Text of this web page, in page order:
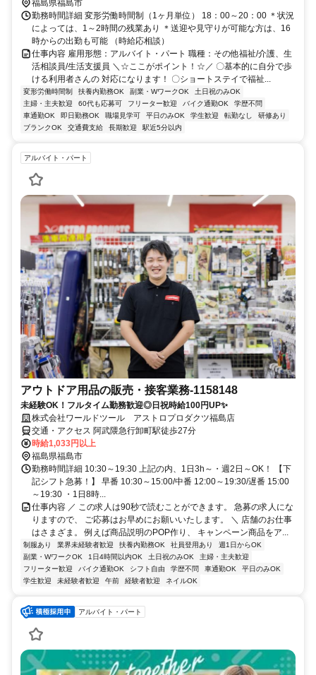
福島県福島市
勤務時間詳細 変形労働時間制（1ヶ月単位） 18：00～20：00 ＊状況
によっては、1～2時間の残業あり ＊送迎や見守りが可能な方は、16
時からの出勤も可能 （時給応相談）
仕事内容 雇用形態：アルバイト・パート 職種：その他福祉/介護、生
活相談員/生活支援員 ＼☆ここがポイント！☆／ 〇基本的に自分で歩
ける利用者さんの 対応になります！ 〇ショートステイで福祉...
変形労働時間制 扶養内勤務OK 副業・WワークOK
土日祝のみOK
主婦・主夫歓迎
60代も応募可 フリーター歓迎 バイク通勤OK
学歴不問
車通勤OK
即日勤務OK 職場見学可 平日のみOK 学生歓迎 転勤なし
研修あり
ブランクOK
交通費支給 長期歓迎 駅近5分以内
アルバイト・パート
アウトドア用品の販売・接客業務-1158148
未経験OK！フルタイム勤務歓迎◎日祝時給100円UP✨
株式会社ワールドツール アストロプロダクツ福島店
交通・アクセス 阿武隈急行卸町駅徒歩27分
時給1,033円以上
福島県福島市
勤務時間詳細 10:30～19:30 上記の内、1日3h～・週2日～OK！ 【下
記シフト急募！】 早番 10:30～15:00/中番 12:00～19:30/遅番 15:00
～19:30 ・1日8時...
仕事内容 ／ この求人は90秒で読むことができます。 急募の求人にな
りますので、 ご応募はお早めにお願いいたします。 ＼ 店舗のお仕事
はさまざま。 例えば商品説明のPOP作り、 キャンペーン商品をア...
制服あり 業界未経験者歓迎 扶養内勤務OK 社員登用あり
週1日からOK
副業・WワークOK
1日4時間以内OK 土日祝のみOK
主婦・主夫歓迎
フリーター歓迎
バイク通勤OK シフト自由 学歴不問 車通勤OK
平日のみOK
学生歓迎
未経験者歓迎 午前 経験者歓迎 ネイルOK
アルバイト・パート